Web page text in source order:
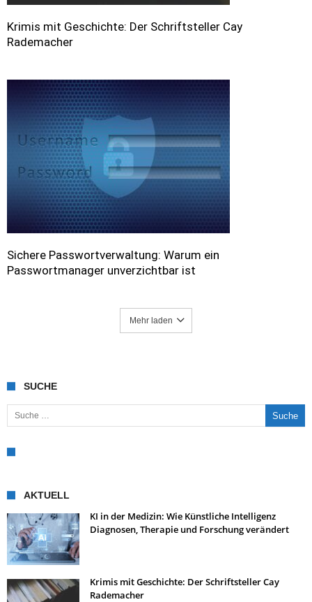
Krimis mit Geschichte: Der Schriftsteller Cay
Rademacher
Sichere Passwortverwaltung: Warum ein
Passwortmanager unverzichtbar ist
Mehr laden
SUCHE
Suche nach:
AKTUELL
KI in der Medizin: Wie Künstliche Intelligenz
Diagnosen, Therapie und Forschung verändert
Krimis mit Geschichte: Der Schriftsteller Cay
Rademacher